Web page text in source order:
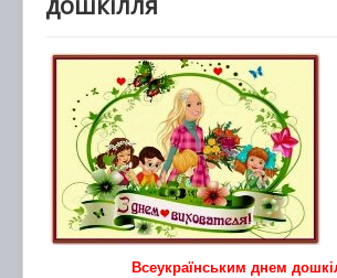
Всеукраїнським днем